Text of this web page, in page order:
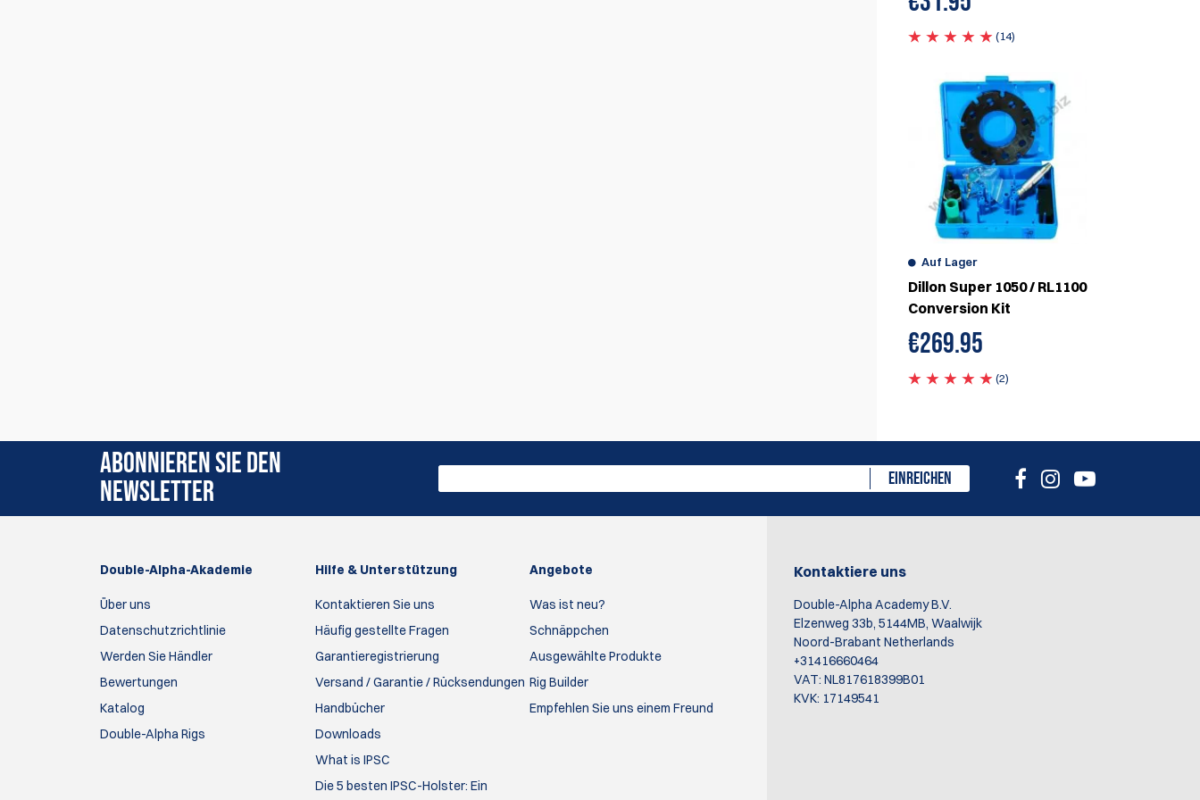
(14)
Auf Lager
Dillon Super 1050 / RL1100
Conversion Kit
€269.95
(2)
ABONNIEREN SIE DEN
NEWSLETTER
EINREICHEN
Double-Alpha-Akademie
Über uns
Datenschutzrichtlinie
Werden Sie Händler
Bewertungen
Katalog
Double-Alpha Rigs
Hilfe & Unterstützung
Kontaktieren Sie uns
Häufig gestellte Fragen
Garantieregistrierung
Versand / Garantie / Rücksendungen
Handbücher
Downloads
What is IPSC
Die 5 besten IPSC-Holster: Ein
Angebote
Was ist neu?
Schnäppchen
Ausgewählte Produkte
Rig Builder
Empfehlen Sie uns einem Freund
Kontaktiere uns
Double-Alpha Academy B.V.
Elzenweg 33b, 5144MB, Waalwijk
Noord-Brabant Netherlands
+31416660464
VAT: NL817618399B01
KVK: 17149541